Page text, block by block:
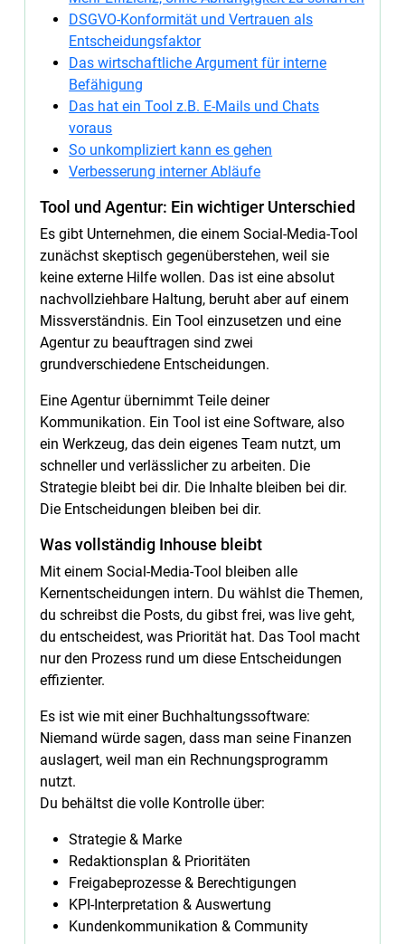
DSGVO-Konformität und Vertrauen als
Entscheidungsfaktor
Das wirtschaftliche Argument für interne
Befähigung
Das hat ein Tool z.B. E-Mails und Chats
voraus
So unkompliziert kann es gehen
Verbesserung interner Abläufe
Tool und Agentur: Ein wichtiger Unterschied
Es gibt Unternehmen, die einem Social-Media-Tool
zunächst skeptisch gegenüberstehen, weil sie
keine externe Hilfe wollen. Das ist eine absolut
nachvollziehbare Haltung, beruht aber auf einem
Missverständnis. Ein Tool einzusetzen und eine
Agentur zu beauftragen sind zwei
grundverschiedene Entscheidungen.
Eine Agentur übernimmt Teile deiner
Kommunikation. Ein Tool ist eine Software, also
ein Werkzeug, das dein eigenes Team nutzt, um
schneller und verlässlicher zu arbeiten. Die
Strategie bleibt bei dir. Die Inhalte bleiben bei dir.
Die Entscheidungen bleiben bei dir.
Was vollständig Inhouse bleibt
Mit einem Social-Media-Tool bleiben alle
Kernentscheidungen intern. Du wählst die Themen,
du schreibst die Posts, du gibst frei, was live geht,
du entscheidest, was Priorität hat. Das Tool macht
nur den Prozess rund um diese Entscheidungen
effizienter.
Es ist wie mit einer Buchhaltungssoftware:
Niemand würde sagen, dass man seine Finanzen
auslagert, weil man ein Rechnungsprogramm
nutzt.
Du behältst die volle Kontrolle über:
Strategie & Marke
Redaktionsplan & Prioritäten
Freigabeprozesse & Berechtigungen
KPI-Interpretation & Auswertung
Kundenkommunikation & Community